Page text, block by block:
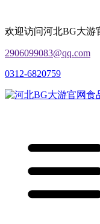
欢迎访问河北BG大游
2906099083@qq.com
0312-6820759